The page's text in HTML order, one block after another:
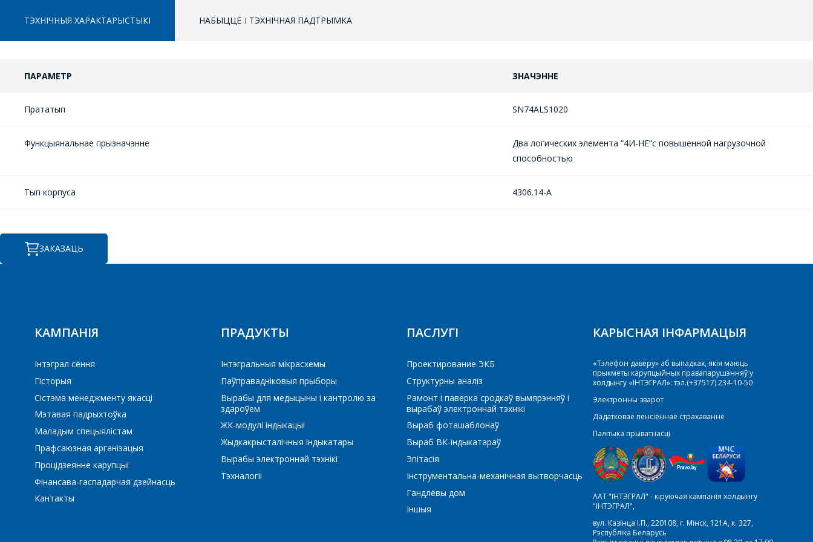
ТЭХНІЧНЫЯ ХАРАКТАРЫСТЫКІ НАБЫЦЦЁ І ТЭХНІЧНАЯ ПАДТРЫМКА
ПАРАМЕТР ЗНАЧЭННЕ
Прататып SN74ALS1020
Функцыянальнае прызначэнне
Два логических элемента “4И-НЕ”с повышенной нагрузочной
способностью
Тып корпуса 4306.14-А
ЗАКАЗАЦЬ
ППЕРАЙСЦІ Ў КОШЫК ПРАЦЯГНУЦЬ ПАКУПКІ
КАМПАНІЯ
Інтэграл сёння
Гісторыя
Сістэма менеджменту якасці
Мэтавая падрыхтоўка
Маладым спецыялістам
Прафсаюзная арганізацыя
Процідзеянне карупцыі
Фінансава-гаспадарчая дзейнасць
Кантакты
ПРАДУКТЫ
Iнтэгральныя мікрасхемы
Паўправадніковыя прыборы
Вырабы для медыцыны і кантролю за
здароўем
ЖК-модулі індыкацыі
Жыдкакрысталічныя індыкатары
Вырабы электроннай тэхнікі
Тэхналогіі
ПАСЛУГІ
Проектирование ЭКБ
Структурны аналіз
Рамонт і паверка сродкаў вымярэнняў і
вырабаў электроннай тэхнікі
Выраб фоташаблонаў
Выраб ВК-індыкатараў
Эпітасія
Інструментальна-механічная вытворчасць
Гандлёвы дом
Іншыя
КАРЫСНАЯ ІНФАРМАЦЫЯ
«Тэлефон даверу» аб выпадках, якія маюць
прыкметы карупцыйных правапарушэнняў у
холдынгу «ІНТЭГРАЛ»: тэл.(+37517) 234-10-50
Электронны зварот
Дадатковае пенсіённае страхаванне
Палітыка прыватнасці
ААТ "ІНТЭГРАЛ" - кіруючая кампанія холдынгу
"ІНТЭГРАЛ",
вул. Казінца І.П., 220108, г. Мінск, 121А, к. 327,
Рэспубліка Беларусь
Які цікавіць тавар/паслуга
Паведамленне *